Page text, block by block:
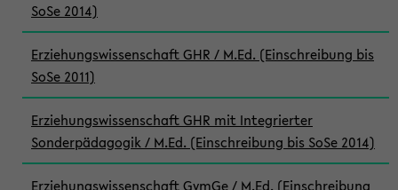
SoSe 2014)
Erziehungswissenschaft GHR / M.Ed. (Einschreibung bis
SoSe 2011)
Erziehungswissenschaft GHR mit Integrierter
Sonderpädagogik / M.Ed. (Einschreibung bis SoSe 2014)
Erziehungswissenschaft GymGe / M.Ed. (Einschreibung